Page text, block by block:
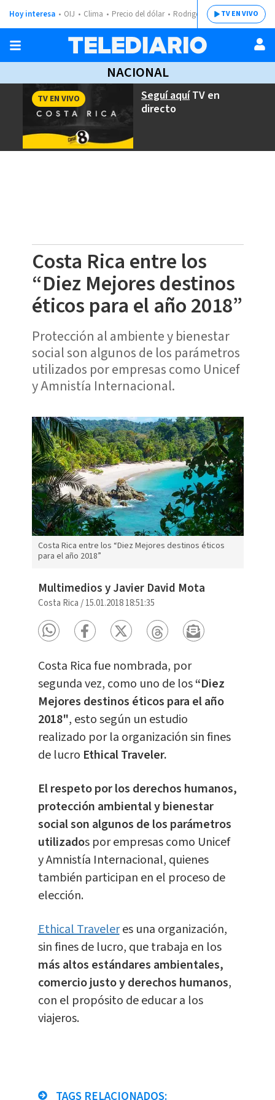
Hoy interesa OIJ Clima Precio del dólar Rodrigo ChavesTV EN VIVO
NACIONAL
Seguí aquíTV en
directo
TV EN VIVO
Costa Rica entre los
“Diez Mejores destinos
éticos para el año 2018”
Protección al ambiente y bienestar
social son algunos de los parámetros
utilizados por empresas como Unicef
y Amnistía Internacional.
Costa Rica entre los “Diez Mejores destinos éticos
para el año 2018”
Multimedios y Javier David Mota
Costa Rica /15.01.2018 18:51:35
Costa Rica fue nombrada, por
segunda vez, como uno de los“Diez
Mejores destinos éticos para el año
2018", esto según un estudio
realizado por la organización sin fines
de lucro Ethical Traveler.
El respeto por los derechos humanos,
protección ambiental y bienestar
social son algunos de los parámetros
utilizados por empresas como Unicef
y Amnistía Internacional, quienes
también participan en el proceso de
elección.
Ethical Traveleres una organización,
sin fines de lucro, que trabaja en los
más altos estándares ambientales,
comercio justo y derechos humanos,
con el propósito de educar a los
viajeros.